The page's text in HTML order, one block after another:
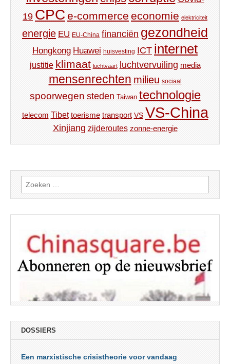
19 CPC e-commerce economie elektriciteit
energie EU EU-China financiën gezondheid
Hongkong Huawei huisvesting ICT internet
justitie klimaat luchtvaart luchtvervuiling media
mensenrechten milieu sociaal
spoorwegen steden Taiwan technologie
telecom Tibet toerisme transport VS VS-China
Xinjiang zijderoutes zonne-energie
Zoeken
naar:
DOSSIERS
Een marxistische crisistheorie voor vandaag